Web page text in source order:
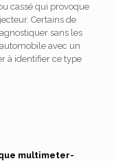
cassé qui provoque
Certains de
sans les
avec un
à identifier ce type
multimeter-